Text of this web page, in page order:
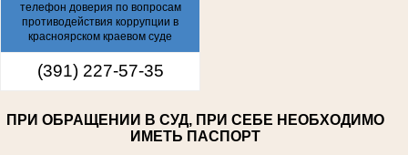
телефон доверия по вопросам
противодействия коррупции в
красноярском краевом суде
(391) 227-57-35
ПРИ ОБРАЩЕНИИ В СУД, ПРИ СЕБЕ НЕОБХОДИМО
ИМЕТЬ ПАСПОРТ